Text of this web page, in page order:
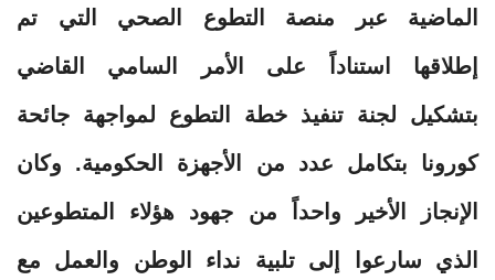
الماضية عبر منصة التطوع الصحي التي تم
إطلاقها استناداً على الأمر السامي القاضي
بتشكيل لجنة تنفيذ خطة التطوع لمواجهة جائحة
كورونا بتكامل عدد من الأجهزة الحكومية. وكان
الإنجاز الأخير واحداً من جهود هؤلاء المتطوعين
الذي سارعوا إلى تلبية نداء الوطن والعمل مع